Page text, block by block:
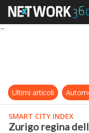
Ultimi articoli
SMART CITY INDEX
Zurigo regina